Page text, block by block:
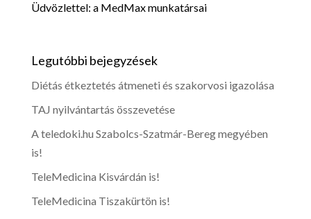
Üdvözlettel: a MedMax munkatársai
Legutóbbi bejegyzések
Diétás étkeztetés átmeneti és szakorvosi igazolása
TAJ nyilvántartás összevetése
A teledoki.hu Szabolcs-Szatmár-Bereg megyében
is!
TeleMedicina Kisvárdán is!
TeleMedicina Tiszakürtön is!